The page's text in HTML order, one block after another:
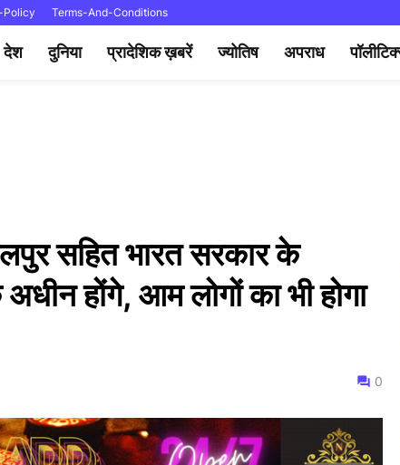
Policy Terms-And-Conditions
देश दुनिया प्रादेशिक ख़बरें ज्योतिष अपराध
सहित भारत सरकार के
होंगे, आम लोगों का भी होगा
0